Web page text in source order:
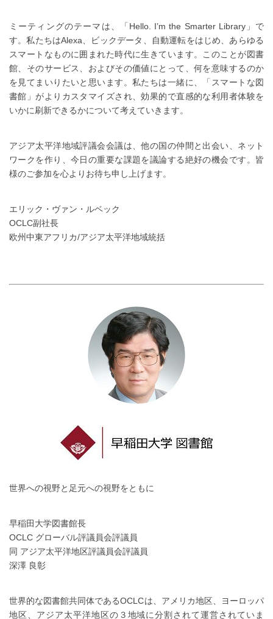
ミーティングのテーマは、「Hello. I’m the Smarter Library」で
す。私たちはAlexa、ビックデータ、自動運転をはじめ、あらゆる
スマートなものに囲まれた時代に生きています。このことが図書
館、そのサービス、およびその価値にとって、何を意味するのか
を見てまいりたいと思います。私たちは一緒に、「スマートな図
書館」がよりカスタマイズされ、効果的で直感的な利用者体験を
いかに刷新できるかについて考えていきます。
アジア太平洋地域評議会会議は、他の国の仲間と出会い、ネット
ワークを作り、今日の重要な課題を議論する絶好の機会です。皆
様のご参加を心よりお待ち申し上げます。
エリック・ヴァン・ルベック
OCLC副社長
欧州中東アフリカ/アジア太平洋地域統括
世界への視野と足元への視野をともに
早稲田大学図書館長
OCLC グローバル評議員会評議員
同 アジア太平洋地区評議員会評議員
深澤 良彰
世界的な図書館共同体であるOCLCは、アメリカ地区、ヨーロッパ
地区、アジア太平洋地区の３地域に分割されて運営されていま